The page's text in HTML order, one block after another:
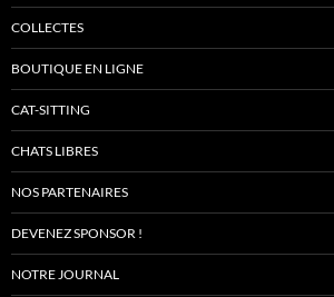
COLLECTES
BOUTIQUE EN LIGNE
CAT-SITTING
CHATS LIBRES
NOS PARTENAIRES
DEVENEZ SPONSOR !
NOTRE JOURNAL